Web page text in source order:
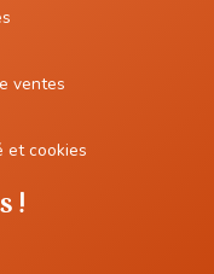
ventes
et cookies
!